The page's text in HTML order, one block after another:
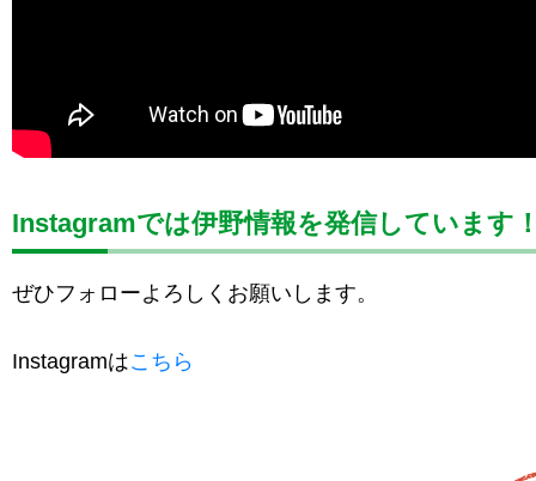
Instagramでは伊野情報を発信しています
ぜひフォローよろしくお願いします。
Instagramはこちら